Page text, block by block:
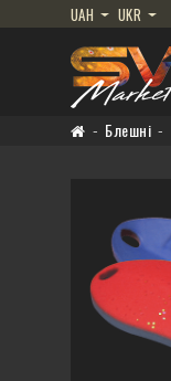
UAH UKR
Блешні